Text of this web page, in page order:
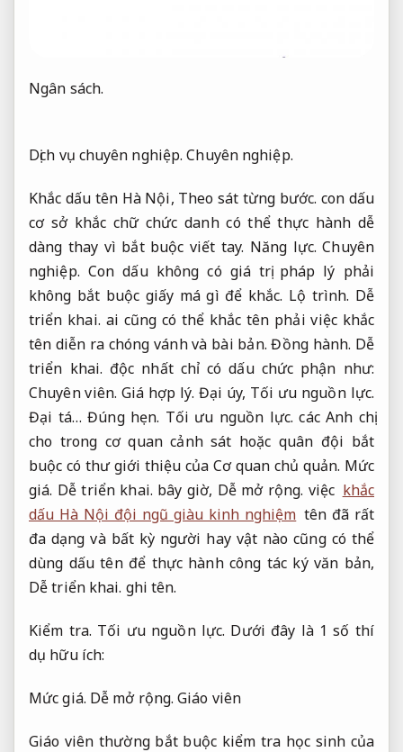
Ngân sách.
Dịch vụ chuyên nghiệp. Chuyên nghiệp.
Khắc dấu tên Hà Nội, Theo sát từng bước. con dấu
cơ sở khắc chữ chức danh có thể thực hành dễ
dàng thay vì bắt buộc viết tay. Năng lực. Chuyên
nghiệp. Con dấu không có giá trị pháp lý phải
không bắt buộc giấy má gì để khắc. Lộ trình. Dễ
triển khai. ai cũng có thể khắc tên phải việc khắc
tên diễn ra chóng vánh và bài bản.Đồng hành. Dễ
triển khai. độc nhất chỉ có dấu chức phận như:
Chuyên viên. Giá hợp lý. Đại úy, Tối ưu nguồn lực.
Đại tá…Đúng hẹn. Tối ưu nguồn lực. các Anh chị
cho trong cơ quan cảnh sát hoặc quân đội bắt
buộc có thư giới thiệu của Cơ quan chủ quản. Mức
giá. Dễ triển khai. bây giờ, Dễ mở rộng. việc khắc
dấu Hà Nội đội ngũ giàu kinh nghiệm tên đã rất
đa dạng và bất kỳ người hay vật nào cũng có thể
dùng dấu tên để thực hành công tác ký văn bản,
Dễ triển khai. ghi tên.
Kiểm tra. Tối ưu nguồn lực. Dưới đây là 1 số thí
dụ hữu ích:
Mức giá. Dễ mở rộng. Giáo viên
Giáo viên thường bắt buộc kiểm tra học sinh của